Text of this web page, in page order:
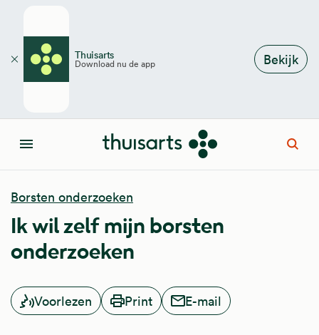
Thuisarts
Download nu de app Bekijk
Sluiten
Menu
Borsten onderzoeken
Ik wil zelf mijn borsten
onderzoeken
Voorlezen Print E-mail